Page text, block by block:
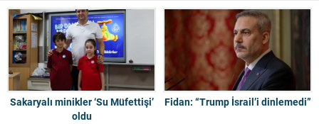
Sakaryalı minikler ‘Su Müfettişi’
oldu
Fidan: “Trump İsrail’i dinlemedi”